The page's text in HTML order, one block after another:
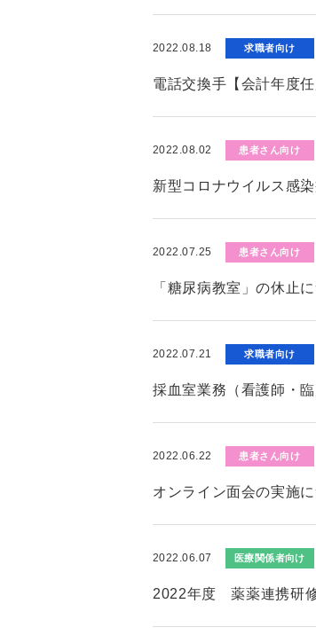
2022.08.18 求職者向け
電話交換手【会計年度
2022.08.02 患者さん向け
新型コロナウイルス感
2022.07.25 患者さん向け
「糖尿病教室」の休止
2022.07.21 求職者向け
採血室業務（看護師・
2022.06.22 患者さん向け
オンライン面会の実施
2022.06.07 医療関係者向け
2022年度 薬薬連携研